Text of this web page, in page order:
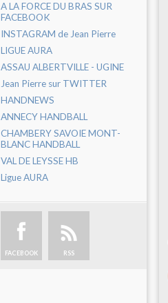
A LA FORCE DU BRAS SUR
FACEBOOK
INSTAGRAM de Jean Pierre
LIGUE AURA
ASSAU ALBERTVILLE - UGINE
Jean Pierre sur TWITTER
HANDNEWS
ANNECY HANDBALL
CHAMBERY SAVOIE MONT-
BLANC HANDBALL
VAL DE LEYSSE HB
Ligue AURA
FACEBOOK RSS